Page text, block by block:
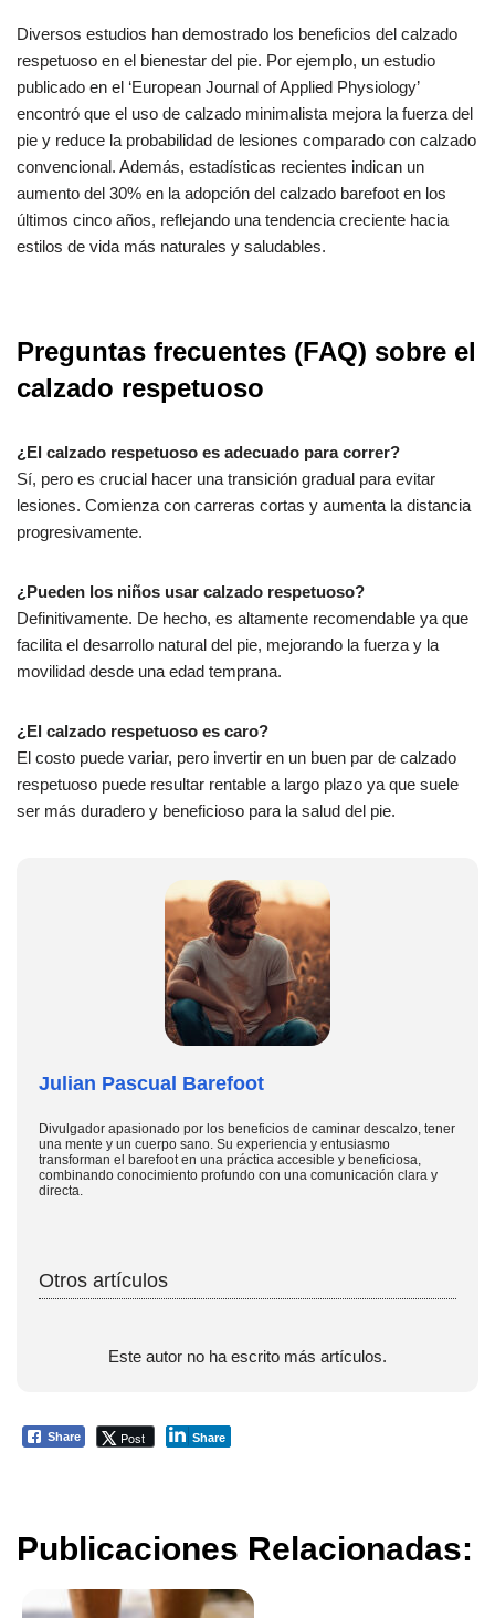
Diversos estudios han demostrado los beneficios del calzado
respetuoso en el bienestar del pie. Por ejemplo, un estudio
publicado en el ‘European Journal of Applied Physiology’
encontró que el uso de calzado minimalista mejora la fuerza del
pie y reduce la probabilidad de lesiones comparado con calzado
convencional. Además, estadísticas recientes indican un
aumento del 30% en la adopción del calzado barefoot en los
últimos cinco años, reflejando una tendencia creciente hacia
estilos de vida más naturales y saludables.
Preguntas frecuentes (FAQ) sobre el
calzado respetuoso
¿El calzado respetuoso es adecuado para correr?
Sí, pero es crucial hacer una transición gradual para evitar
lesiones. Comienza con carreras cortas y aumenta la distancia
progresivamente.
¿Pueden los niños usar calzado respetuoso?
Definitivamente. De hecho, es altamente recomendable ya que
facilita el desarrollo natural del pie, mejorando la fuerza y la
movilidad desde una edad temprana.
¿El calzado respetuoso es caro?
El costo puede variar, pero invertir en un buen par de calzado
respetuoso puede resultar rentable a largo plazo ya que suele
ser más duradero y beneficioso para la salud del pie.
Julian Pascual Barefoot
Divulgador apasionado por los beneficios de caminar descalzo, tener
una mente y un cuerpo sano. Su experiencia y entusiasmo
transforman el barefoot en una práctica accesible y beneficiosa,
combinando conocimiento profundo con una comunicación clara y
directa.
Otros artículos
Este autor no ha escrito más artículos.
Share Post Share
Publicaciones Relacionadas: